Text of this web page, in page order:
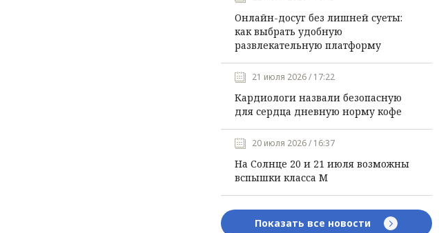
Онлайн-досуг без лишней суеты:
как выбрать удобную
развлекательную платформу
21 июля 2026 / 17:22
Кардиологи назвали безопасную
для сердца дневную норму кофе
20 июля 2026 / 16:37
На Солнце 20 и 21 июля возможны
вспышки класса М
Показать все новости